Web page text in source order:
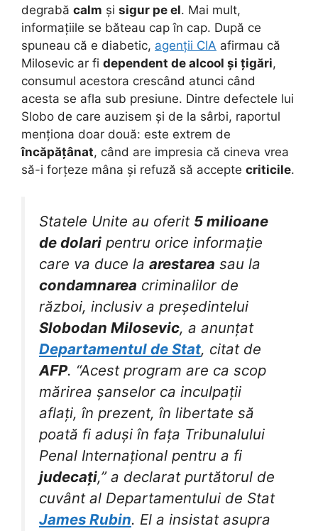
degrabă calm și sigur pe el. Mai mult,
informațiile se băteau cap în cap. După ce
spuneau că e diabetic, agenții CIA afirmau că
Milosevic ar fi dependent de alcool și țigări,
consumul acestora crescând atunci când
acesta se afla sub presiune. Dintre defectele lui
Slobo de care auzisem și de la sârbi, raportul
menționa doar două: este extrem de
încăpățânat, când are impresia că cineva vrea
să-i forțeze mâna și refuză să accepte criticile.
Statele Unite au oferit 5 milioane
de dolari pentru orice informație
care va duce la arestarea sau la
condamnarea criminalilor de
război, inclusiv a președintelui
Slobodan Milosevic, a anunțat
Departamentul de Stat, citat de
AFP. “Acest program are ca scop
mărirea șanselor ca inculpații
aflați, în prezent, în libertate să
poată fi aduși în fața Tribunalului
Penal Internațional pentru a fi
judecați,” a declarat purtătorul de
cuvânt al Departamentului de Stat
James Rubin. El a insistat asupra